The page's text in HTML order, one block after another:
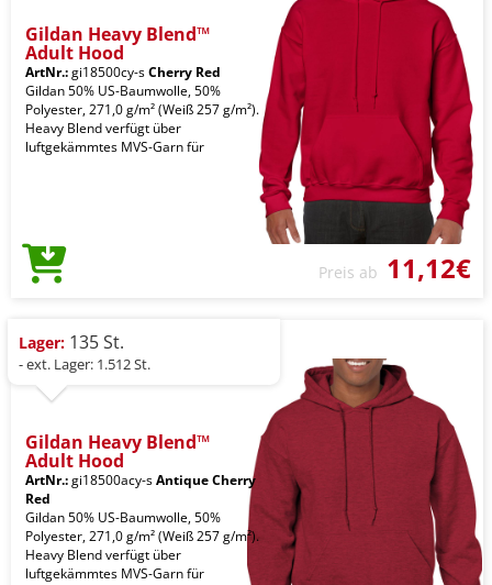
Gildan Heavy Blend™
Adult Hood
ArtNr.:gi18500cy-sCherry Red
Gildan 50% US-Baumwolle, 50%
Polyester, 271,0 g/m² (Weiß 257 g/m²).
Heavy Blend verfügt über
luftgekämmtes MVS-Garn für
Preis ab 11,12€
Lager: 135 St.
- ext. Lager: 1.512 St.
Gildan Heavy Blend™
Adult Hood
ArtNr.:gi18500acy-sAntique Cherry
Red
Gildan 50% US-Baumwolle, 50%
Polyester, 271,0 g/m² (Weiß 257 g/m²).
Heavy Blend verfügt über
luftgekämmtes MVS-Garn für